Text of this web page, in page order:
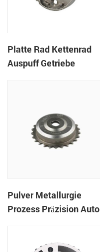
Platte Rad Kettenrad
Auspuff Getriebe
Pulver Metallurgie
Prozess Präzision Auto